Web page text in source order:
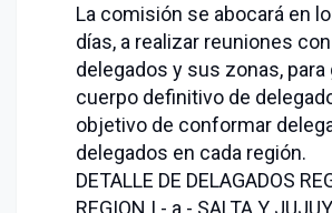
La comisión se abocará en
días, a realizar reuniones
delegados y sus zonas, para
cuerpo definitivo de
objetivo de conformar
delegados en cada región.
DETALLE DE DELAGADOS
REGION I - a - SALTA Y JUJUY